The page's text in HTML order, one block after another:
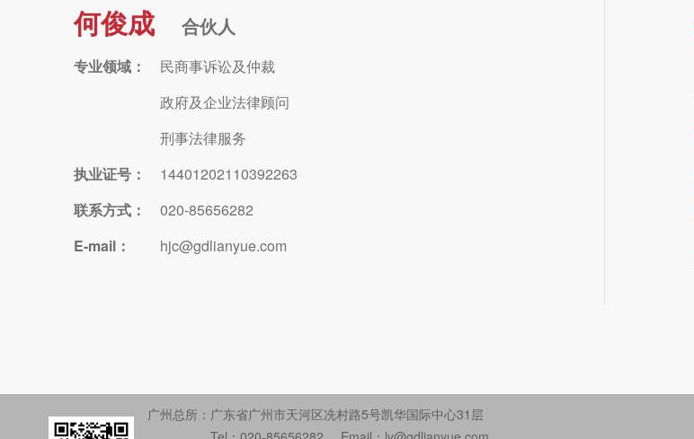
何俊成 合伙人
专业领域：
民商事诉讼及仲裁
政府及企业法律顾问
刑事法律服务
执业证号：
14401202110392263
联系方式：
020-85656282
E-mail：
hjc@gdlianyue.com
广州总所： 广东省广州市天河区冼村路5号凯华国际中心31层